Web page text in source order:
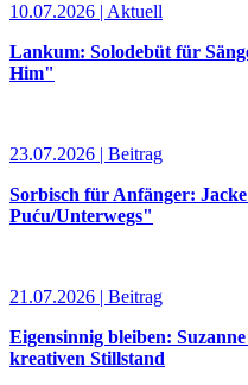
10.07.2026 | Aktuell
Lankum: Solodebüt für
Him"
23.07.2026 | Beitrag
Sorbisch für Anfänger:
Puću/Unterwegs"
21.07.2026 | Beitrag
Eigensinnig bleiben:
kreativen Stillstand